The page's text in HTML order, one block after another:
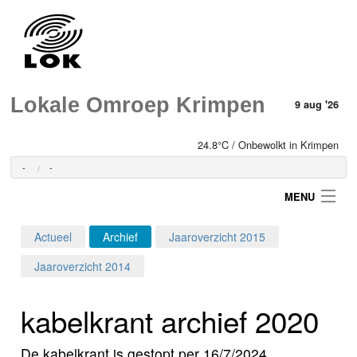
Lokale Omroep Krimpen 9 aug '26
24.8°C / Onbewolkt in Krimpen
- -
MENU
Programma's
Actueel Archief
Jaaroverzicht 2015
Jaaroverzicht 2014
kabelkrant archief 2020